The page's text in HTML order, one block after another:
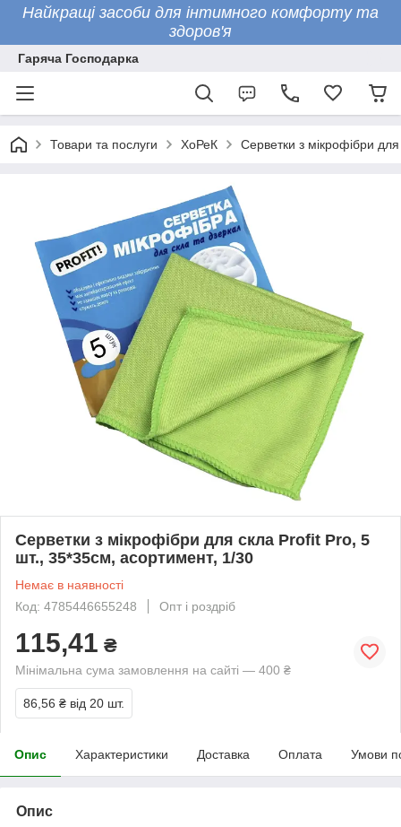
Найкращі засоби для інтимного комфорту та
здоров'я
Гаряча Господарка
Товари та послуги ХоРеК Серветки з мікрофібри
Серветки з мікрофібри для скла Profit Pro, 5
шт., 35*35см, асортимент, 1/30
Немає в наявності
Код: 4785446655248
Опт і роздріб
115,41 ₴
Мінімальна сума замовлення на сайті — 400 ₴
86,56 ₴ від 20 шт.
Опис Характеристики Доставка Оплата Умови
Опис